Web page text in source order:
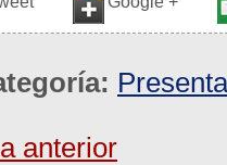
anterior